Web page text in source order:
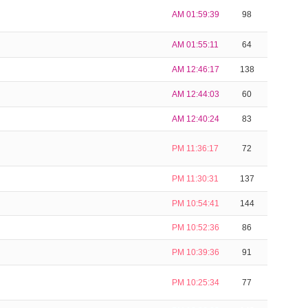
AM 01:59:39 98
AM 01:55:11 64
AM 12:46:17 138
AM 12:44:03 60
AM 12:40:24 83
PM 11:36:17 72
PM 11:30:31 137
PM 10:54:41 144
PM 10:52:36 86
PM 10:39:36 91
PM 10:25:34 77